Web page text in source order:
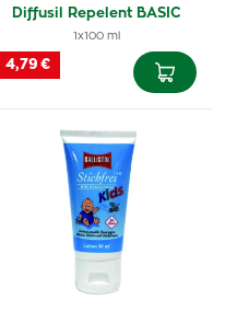
Diffusil Repelent BASIC
1x100 ml
4,79 €